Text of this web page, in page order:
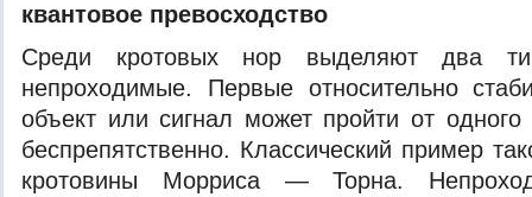
квантовое превосходство
Среди кротовых нор выделяют два
непроходимые. Первые относительно
объект или сигнал может пройти от одного
беспрепятственно. Классический пример
кротовины Морриса — Торна.